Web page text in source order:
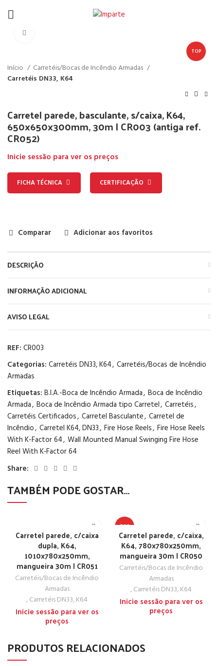
TOP
Início
Carretéis/Bocas de Incêndio Armadas
Carretéis DN33, K64
Carretel parede, basculante, s/caixa, K64,
650x650x300mm, 30m | CR003 (antiga ref.
CR052)
Inicie sessão para ver os preços
FICHA TÉCNICA CERTIFICAÇÃO
Comparar Adicionar aos favoritos
DESCRIÇÃO
INFORMAÇÃO ADICIONAL
AVISO LEGAL
REF: CR003
Categorias: Carretéis DN33, K64, Carretéis/Bocas de Incêndio
Armadas
Etiquetas: B.I.A.-Boca de Incêndio Armada, Boca de Incêndio
Armada, Boca de Incêndio Armada tipo Carretel, Carretéis,
Carretéis Certificados, Carretel Basculante, Carretel de
Incêndio, Carretel K64, DN33, Fire Hose Reels, Fire Hose Reels
With K-Factor 64, Wall Mounted Manual Swinging Fire Hose
Reel With K‑Factor 64
Share:
TAMBÉM PODE GOSTAR…
Carretel parede, c/caixa
dupla, K64,
1010x780x250mm,
mangueira 30m | CR051
Carretéis/Bocas de Incêndio
Armadas
,Carretéis DN33, K64
Inicie sessão para ver os
preços
TOP
Carretel parede, c/caixa,
K64, 780x780x250mm,
mangueira 30m | CR050
Carretéis/Bocas de Incêndio
Armadas
,Carretéis DN33, K64
Inicie sessão para ver os
preços
PRODUTOS RELACIONADOS